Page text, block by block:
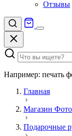
Отзывы
Например: печать
Главная
Магазин
Подарочные